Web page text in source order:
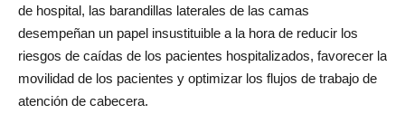
de hospital, las barandillas laterales de las camas
desempeñan un papel insustituible a la hora de reducir los
riesgos de caídas de los pacientes hospitalizados, favorecer la
movilidad de los pacientes y optimizar los flujos de trabajo de
atención de cabecera.